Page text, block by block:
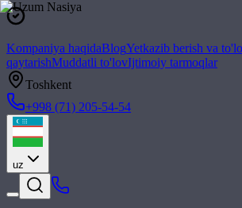
Kompaniya haqidaBlogYetkazib berish va
qaytarishMuddatli to'lovIjtimoiy tarmoqlar
Toshkent
+998 (71) 205-54-54
uz